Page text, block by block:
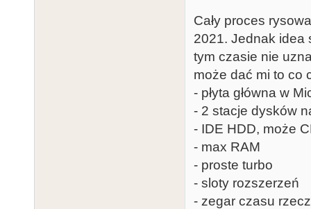
Cały proces
2021. Jednak idea
tym czasie nie
może dać mi to co
- płyta główna w
- 2 stacje dysków
- IDE HDD, może
- max RAM
- proste turbo
- sloty rozszerzeń
- zegar czasu